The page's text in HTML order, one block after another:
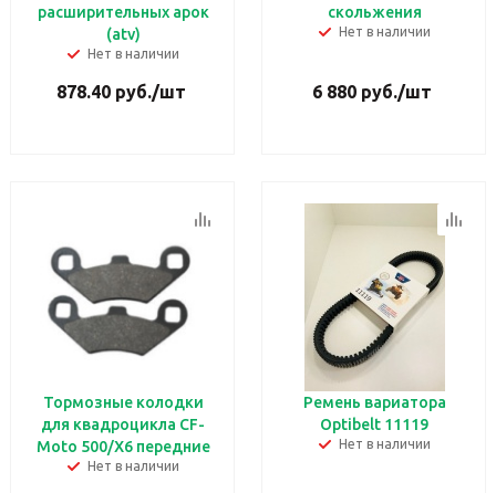
расширительных арок
(atv)
Нет в наличии
878.40руб./шт
скольжения
Нет в наличии
6 880 руб./шт
Тормозные колодки
для квадроцикла CF-
Moto 500/X6 передние
Нет в наличии
Ремень вариатора
Optibelt 11119
Нет в наличии